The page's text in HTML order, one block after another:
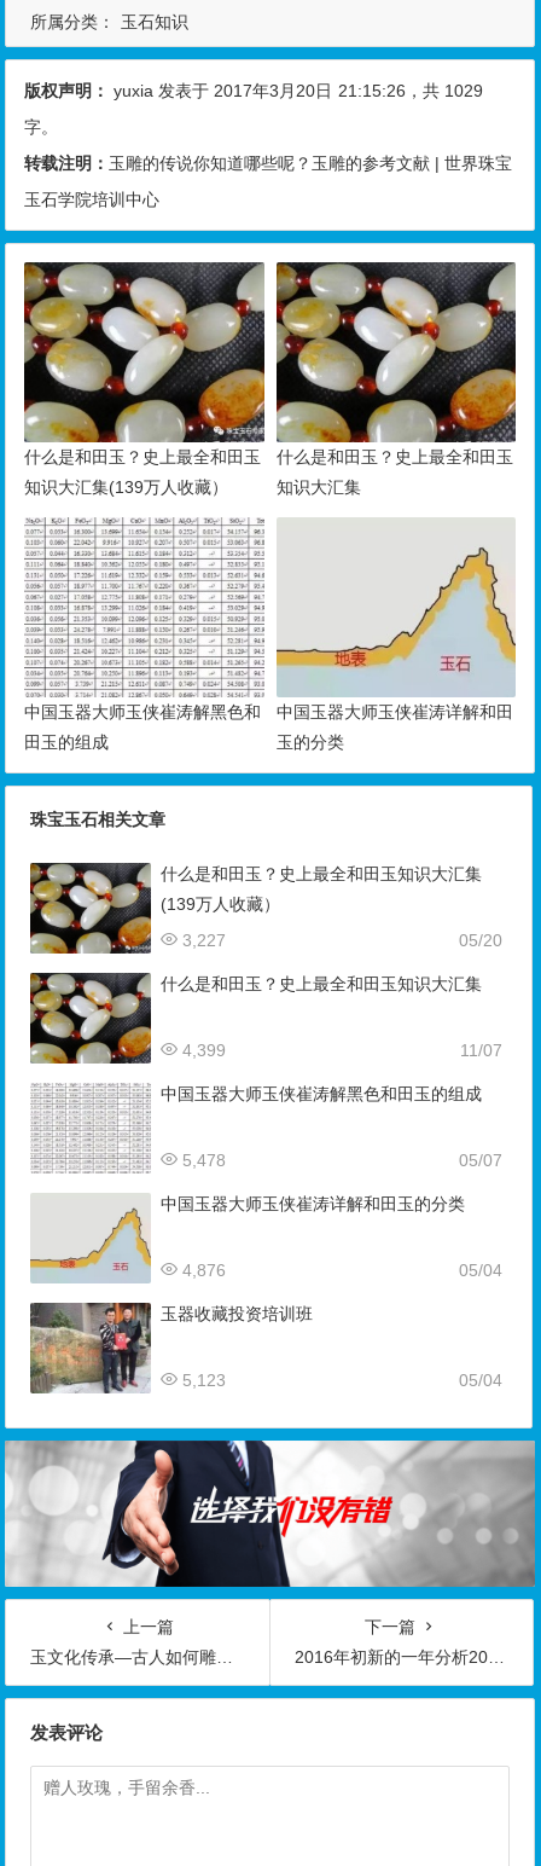
所属分类： 玉石知识
版权声明： yuxia 发表于 2017年3月20日 21:15:26 ，共 1029
字。
转载注明： 玉雕的传说你知道哪些呢？玉雕的参考文献 | 世界珠宝
玉石学院培训中心
什么是和田玉？史上最全和田玉
知识大汇集(139万人收藏）
什么是和田玉？史上最全和田玉
知识大汇集
中国玉器大师玉侠崔涛解黑色和
田玉的组成
中国玉器大师玉侠崔涛详解和田
玉的分类
珠宝玉石相关文章
什么是和田玉？史上最全和田玉知识大汇集
(139万人收藏）
05/20
3,227
什么是和田玉？史上最全和田玉知识大汇集
11/07
4,399
中国玉器大师玉侠崔涛解黑色和田玉的组成
05/07
5,478
中国玉器大师玉侠崔涛详解和田玉的分类
05/04
4,876
玉器收藏投资培训班
05/04
5,123
上一篇
玉文化传承—古人如何雕刻精美玉器的几种方法
下一篇
2016年初新的一年分析2015年和往期的玉雕市场
发表评论